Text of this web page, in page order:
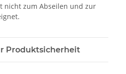
nicht zum Abseilen und zur
Produktsicherheit